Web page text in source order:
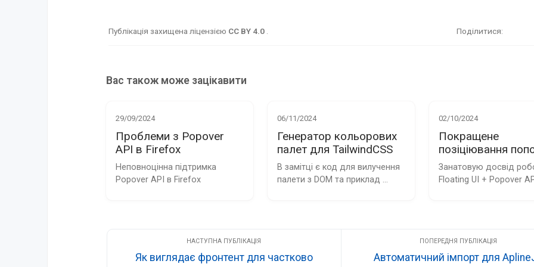
Публікація захищена ліцензією CC BY 4.0 Поділитися
Вас також може зацікавити
29/09/2024
Проблеми з Popover
API в Firefox
Неповноцінна підтримка
Popover API в Firefox
06/11/2024
Генератор кольорових
палет для TailwindCSS
В замітці є код для вилучення
палети з DOM та приклад
02/10/2024
Покращене
позіціювання
з Floating UI
Занатовую досвід
Floating UI + Popover
Як виглядає фронтент для частково
Автоматичний імпорт для